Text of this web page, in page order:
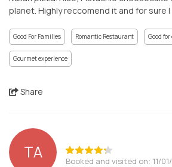
planet. Highly reccomend it and for sure I
Good For Families Romantic Restaurant Good
Gourmet experience
Share
ΤΑ Booked and visited on: 11/